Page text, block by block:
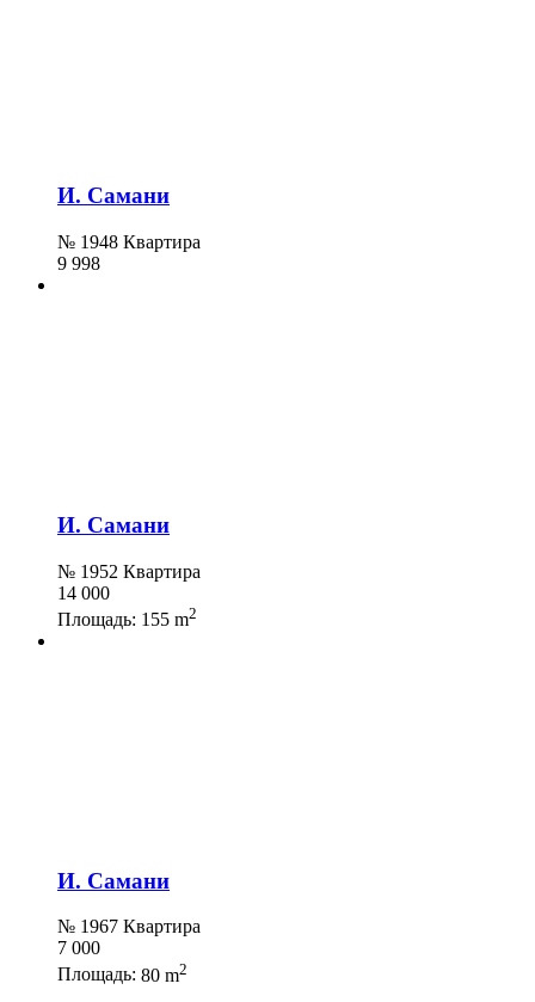
И. Самани
№ 1948 Квартира
9 998
И. Самани
№ 1952 Квартира
14 000
Площадь: 155 m2
И. Самани
№ 1967 Квартира
7 000
Площадь: 80 m2